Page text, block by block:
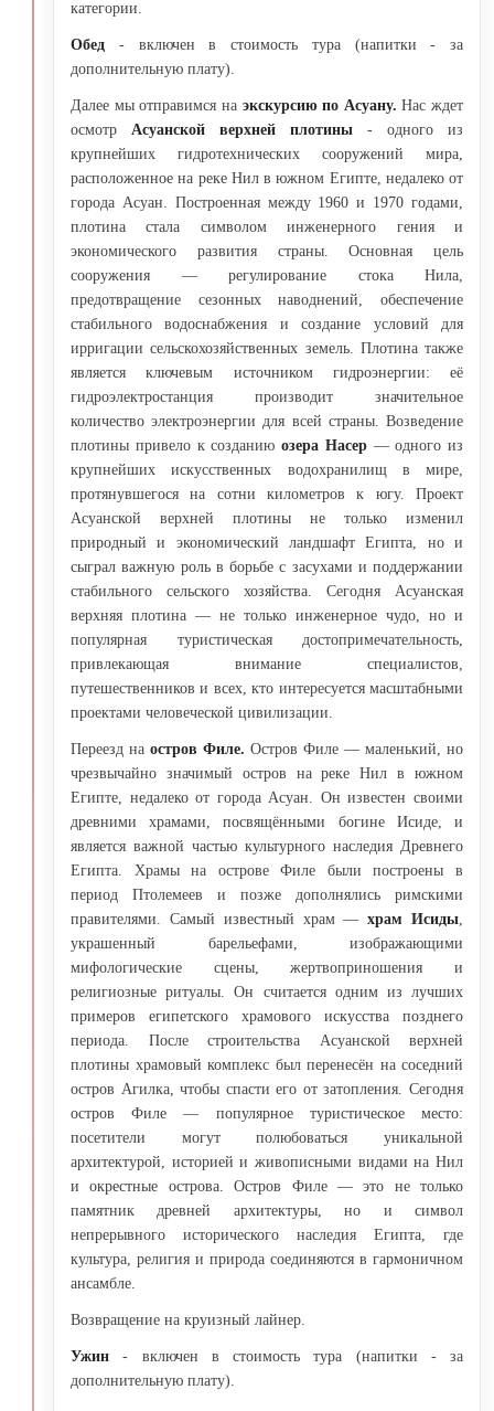
категории.
Обед - включен в стоимость тура (напитки - за
дополнительную плату).
Далее мы отправимся наэкскурсию по Асуану. Нас ждет
осмотр Асуанской верхней плотины - одного из
крупнейших гидротехнических сооружений мира,
расположенное на реке Нил в южном Египте, недалеко от
города Асуан. Построенная между 1960 и 1970 годами,
плотина стала символом инженерного гения и
экономического развития страны. Основная цель
сооружения — регулирование стока Нила,
предотвращение сезонных наводнений, обеспечение
стабильного водоснабжения и создание условий для
ирригации сельскохозяйственных земель. Плотина также
является ключевым источником гидроэнергии: её
гидроэлектростанция производит значительное
количество электроэнергии для всей страны. Возведение
плотины привело к созданию озера Насер— одного из
крупнейших искусственных водохранилищ в мире,
протянувшегося на сотни километров к югу. Проект
Асуанской верхней плотины не только изменил
природный и экономический ландшафт Египта, но и
сыграл важную роль в борьбе с засухами и поддержании
стабильного сельского хозяйства. Сегодня Асуанская
верхняя плотина — не только инженерное чудо, но и
популярная туристическая достопримечательность,
привлекающая внимание специалистов,
путешественников и всех, кто интересуется масштабными
проектами человеческой цивилизации.
Переезд на остров Филе. Остров Филе — маленький, но
чрезвычайно значимый остров на реке Нил в южном
Египте, недалеко от города Асуан. Он известен своими
древними храмами, посвящёнными богине Исиде, и
является важной частью культурного наследия Древнего
Египта. Храмы на острове Филе были построены в
период Птолемеев и позже дополнялись римскими
правителями. Самый известный храм —храм Исиды
украшенный барельефами, изображающими
мифологические сцены, жертвоприношения и
религиозные ритуалы. Он считается одним из лучших
примеров египетского храмового искусства позднего
периода. После строительства Асуанской верхней
плотины храмовый комплекс был перенесён на соседний
остров Агилка, чтобы спасти его от затопления. Сегодня
остров Филе — популярное туристическое место:
посетители могут полюбоваться уникальной
архитектурой, историей и живописными видами на Нил
и окрестные острова. Остров Филе — это не только
памятник древней архитектуры, но и символ
непрерывного исторического наследия Египта, где
культура, религия и природа соединяются в гармоничном
ансамбле.
Возвращение на круизный лайнер.
Ужин - включен в стоимость тура (напитки - за
дополнительную плату).